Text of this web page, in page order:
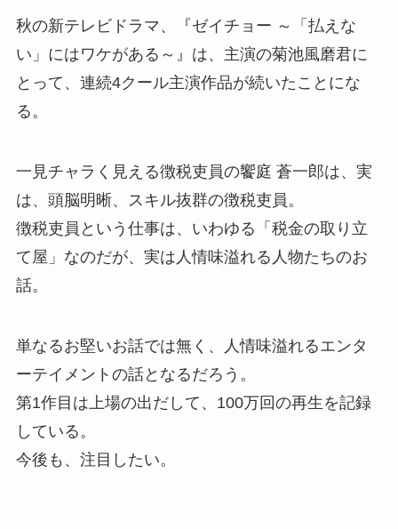
秋の新テレビドラマ、『ゼイチョー ～「払えな
い」にはワケがある～』は、主演の菊池風磨君に
とって、連続4クール主演作品が続いたことにな
る。
一見チャラく見える徴税吏員の饗庭 蒼一郎は、実
は、頭脳明晰、スキル抜群の徴税吏員。
徴税吏員という仕事は、いわゆる「税金の取り立
て屋」なのだが、実は人情味溢れる人物たちのお
話。
単なるお堅いお話では無く、人情味溢れるエンタ
ーテイメントの話となるだろう。
第1作目は上場の出だして、100万回の再生を記録
している。
今後も、注目したい。